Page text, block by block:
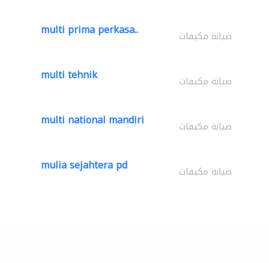
multi prima perkasa.. صيانة مكيفات
multi tehnik صيانة مكيفات
multi national mandiri صيانة مكيفات
mulia sejahtera pd صيانة مكيفات